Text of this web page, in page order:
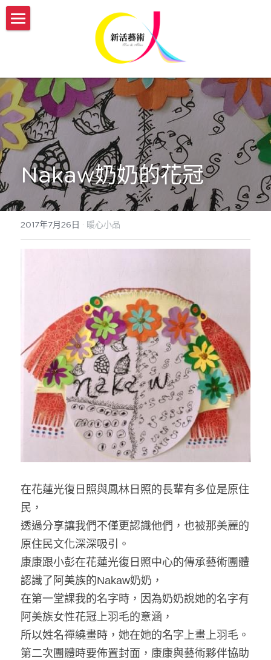
新活團隊介紹
傳承藝術服務方案
生命故事書
【機構據點】延緩模組與藝術輔療課程
【個人】藝術輔療團體課
【個人】到府藝術輔療
【政府企業】手作舒壓課程
藝術輔療師介紹
開課與活動
【實體】傳承藝術帶領者培訓班
【線上】熟齡活動帶領師資培訓
【實體/線上】藝術輔療課程、生命故事書
年度開課一覽表
參與志工服務
媒體報導
新活部落格
ESG/CSR 企業服務
english
會員登入
色彩動物祝福卡
數位祝福轉盤
Nakaw奶奶的花冠
2017年7月26日 · 暖心小品
在花蓮光復日照與鳳林日照的長輩有多位是原住
民，
透過分享讓我們不僅更認識他們，也被那美麗的
原住民文化深深吸引。
康康跟小彭在花蓮光復日照中心的傳承藝術團體
認識了阿美族的Nakaw奶奶，
在第一堂課我的名字時，因為奶奶說她的名字有
阿美族女性花冠上羽毛的意涵，
所以姓名禪繞畫時，她在她的名字上畫上羽毛。
第二次團體時要佈置封面，康康與藝術夥伴協助